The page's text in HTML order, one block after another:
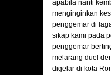
apabila nanti
menginginkan
penggemar di
sikap kami pada
penggemar
melarang duel
digelar di kota